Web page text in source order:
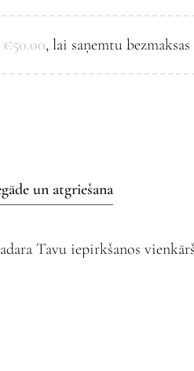
€50.00, lai saņemtu
un atgriešana
Tavu iepirkšanos
internetveikalā, atrodas